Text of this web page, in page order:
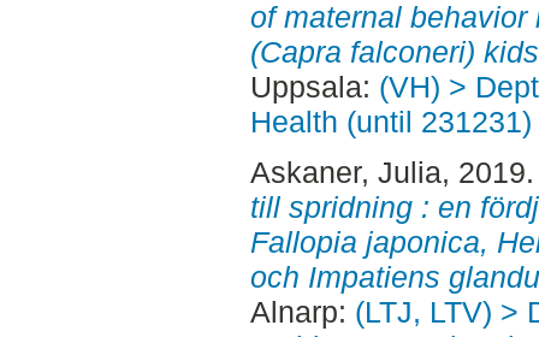
of maternal
(Capra falconeri)
Uppsala: (VH) >
Health (until 231231)
Askaner, Julia,
till spridning : en
Fallopia japonica,
och Impatiens
Alnarp: (LTJ, LTV) >